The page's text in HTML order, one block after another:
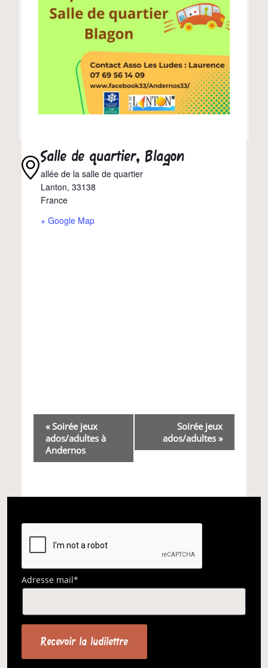
Salle de quartier, Blagon
allée de la salle de quartier
Lanton, 33138
France
+ Google Map
Navigation
Évènement
«Soirée jeux
ados/adultes à
Andernos
Soirée jeux
ados/adultes »
Adresse mail*